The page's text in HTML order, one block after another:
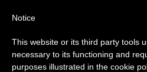
Notice
This website or its third party tools
necessary to its functioning and
purposes illustrated in the cookie